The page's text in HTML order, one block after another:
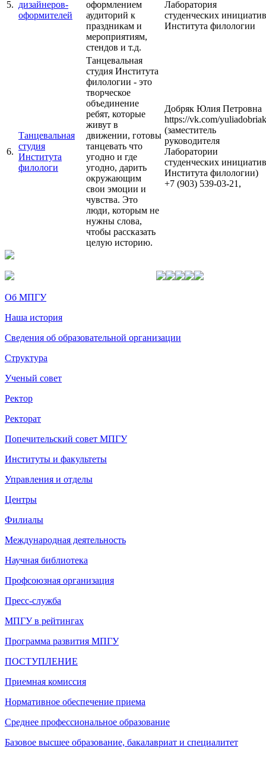
5. дизайнеров-
оформителей
оформлением
аудиторий к
праздникам и
мероприятиям,
стендов и т.д.
Лаборатория
студенческих инициатив
Института филологии
6.
Танцевальная
студия
Института
филологи
Танцевальная
студия Института
филологии - это
творческое
объединение
ребят, которые
живут в
движении, готовы
танцевать что
угодно и где
угодно, дарить
окружающим
свои эмоции и
чувства. Это
люди, которым не
нужны слова,
чтобы рассказать
целую историю.
Добряк Юлия Петровна
https://vk.com/yuliadobriak
(заместитель
руководителя
Лаборатории
студенческих инициатив
Института филологии)
+7 (903) 539-03-21,
Об МПГУ
Наша история
Сведения об образовательной организации
Структура
Ученый совет
Ректор
Ректорат
Попечительский совет МПГУ
Институты и факультеты
Управления и отделы
Центры
Филиалы
Международная деятельность
Научная библиотека
Профсоюзная организация
Пресс-служба
МПГУ в рейтингах
Программа развития МПГУ
ПОСТУПЛЕНИЕ
Приемная комиссия
Нормативное обеспечение приема
Среднее профессиональное образование
Базовое высшее образование, бакалавриат и специалитет